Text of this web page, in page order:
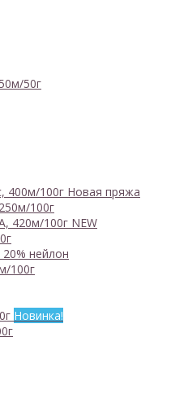
50г
100г Новая пряжа
100г
420м/100г NEW
нейлон
100г
Новинка!